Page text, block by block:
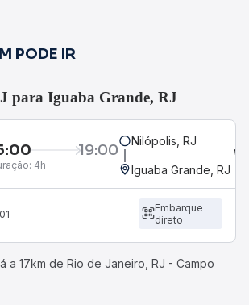
PODE IR
para Iguaba Grande, RJ
19:00
4h
Nilópolis, RJ
Iguaba Grande, RJ
Embarque
direto
a 17km de Rio de Janeiro, RJ - Campo